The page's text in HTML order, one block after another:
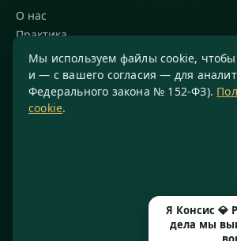
О нас
Практика
Блог
Команда
Благодарности
Москва, Варшавское шоссе, д. 1А,
Мы используем файлы cookie, чтобы
и — с вашего согласия — для
Федерального закона № 152-ФЗ).
cookie.
Я Консис 💎
дела мы